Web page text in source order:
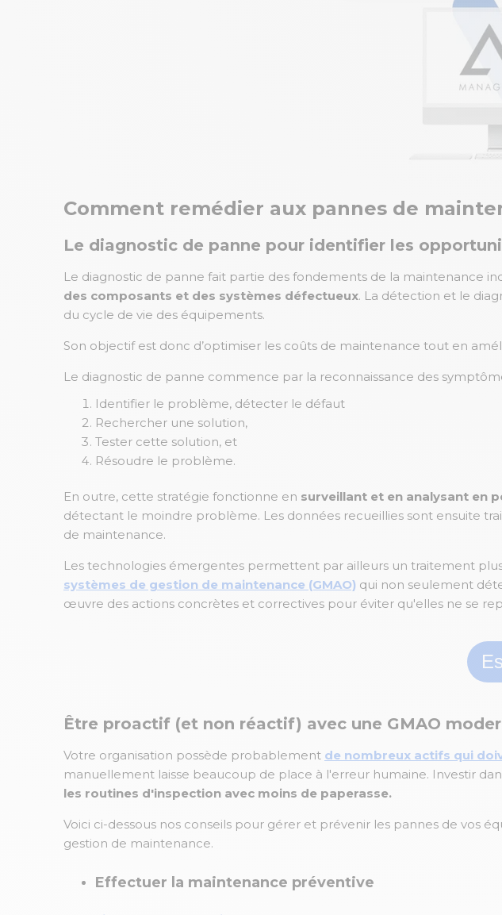
Comment remédier aux pannes de
Le diagnostic de panne pour identifier les
Le diagnostic de panne fait partie des fondements de la maintenance
des composants et des systèmes défectueux. La détection et le
du cycle de vie des équipements.
Son objectif est donc d’optimiser les coûts de maintenance tout en
Le diagnostic de panne commence par la reconnaissance des
Identifier le problème, détecter le défaut
Rechercher une solution,
Tester cette solution, et
Résoudre le problème.
En outre, cette stratégie fonctionne en surveillant et en analysant en
détectant le moindre problème. Les données recueillies sont ensuite
de maintenance.
Les technologies émergentes permettent par ailleurs un traitement
systèmes de gestion de maintenance (GMAO) qui non seulement
œuvre des actions concrètes et correctives pour éviter qu'elles ne se
Être proactif (et non réactif) avec une GMAO
Votre organisation possède probablement de nombreux actifs qui
manuellement laisse beaucoup de place à l'erreur humaine. Investir
les routines d'inspection avec moins de paperasse.
Voici ci-dessous nos conseils pour gérer et prévenir les pannes de vos
gestion de maintenance.
Effectuer la maintenance préventive